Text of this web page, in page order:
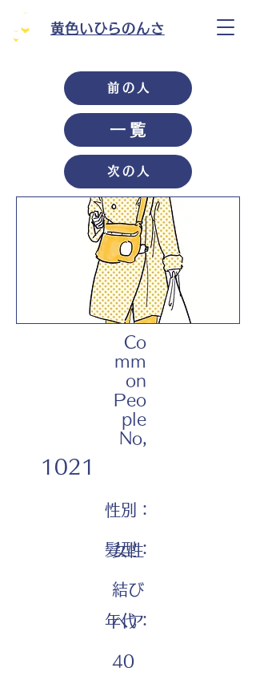
黄色いひらのんさ
前の人
一覧
次の人
Co
mm
on
Peo
ple
No,
1021
性別：
女性
髪型：
結び
ヘア
年代：
40